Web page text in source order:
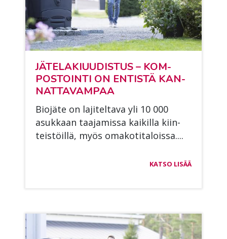
JÄ­TE­LA­KI­UU­DIS­TUS – KOM­
POS­TOIN­TI ON EN­TIS­TÄ KAN­
NAT­TA­VAM­PAA
Bio­jä­te on la­ji­tel­ta­va yli 10 000
asuk­kaan taa­ja­mis­sa kai­kil­la kiin­
teis­töil­lä, myös oma­ko­ti­ta­lois­sa....
KATSO LISÄÄ